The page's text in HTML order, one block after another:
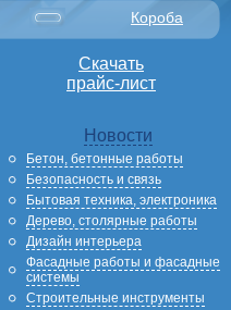
Короба
Скачать
прайс-лист
Новости
Бетон, бетонные работы
Безопасность и связь
Бытовая техника, электроника
Дерево, столярные работы
Дизайн интерьера
Фасадные работы и фасадные
системы
Строительные инструменты